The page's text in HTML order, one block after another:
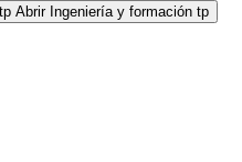
Abrir Ingeniería y formación tp